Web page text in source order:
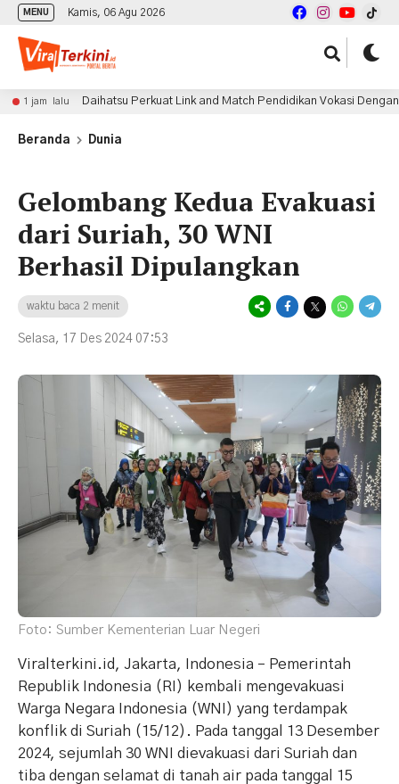
MENU Kamis, 06 Agu 2026
lalu Daihatsu Perkuat Link and Match Pendidikan Vokasi Dengan
Beranda Dunia
Gelombang Kedua Evakuasi
dari Suriah, 30 WNI
Berhasil Dipulangkan
waktu baca 2 menit
Selasa, 17 Des 2024 07:53
Foto: Sumber Kementerian Luar Negeri
Viralterkini.id, Jakarta, Indonesia – Pemerintah
Republik Indonesia (RI) kembali mengevakuasi
Warga Negara Indonesia (WNI) yang terdampak
konflik di Suriah (15/12). Pada tanggal 13 Desember
2024, sejumlah 30 WNI dievakuasi dari Suriah dan
tiba dengan selamat di tanah air pada tanggal 15